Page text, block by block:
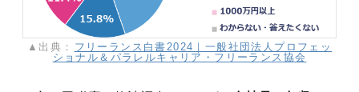
▲出典：
フリーランス白書2024｜一般社団法人プロフェッ
ショナル＆パラレルキャリア・フリーランス協会